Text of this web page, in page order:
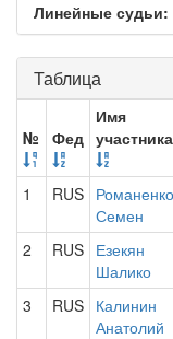
Линейные судьи:
Таблица
№ Фед
Имя
участника
1
RUS Романенко
Семен
2 RUS Езекян
Шалико
3 RUS Калинин
Анатолий